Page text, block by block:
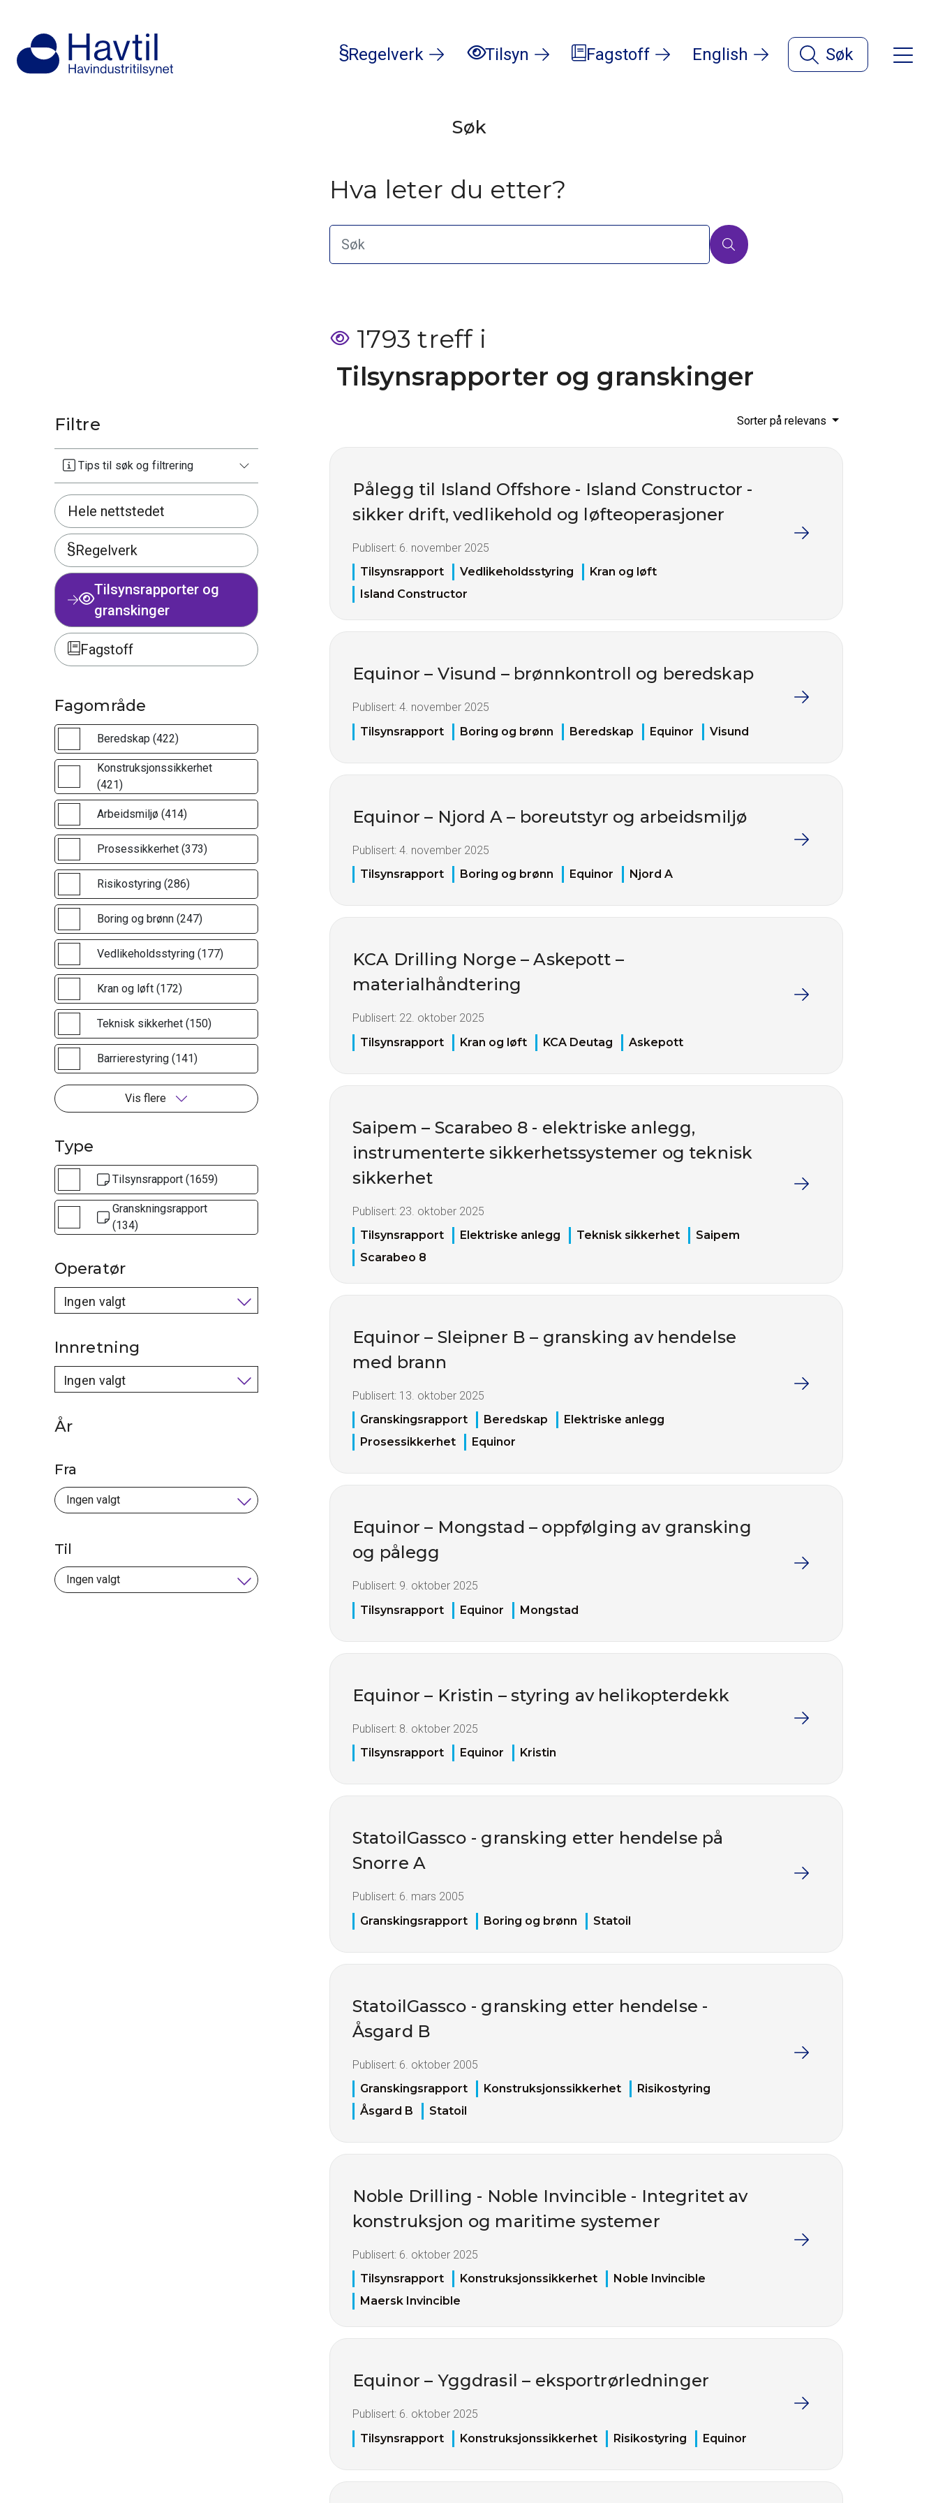
Regelverk Tilsyn Fagstoff English Søk
Søk
Hva leter du etter?
1793 treff i
Tilsynsrapporter og granskinger
Filtre
Tips til søk og filtrering
Hele nettstedet
Regelverk
Tilsynsrapporter og
granskinger
Fagstoff
Fagområde
Beredskap (422)
Konstruksjonssikkerhet
(421)
Arbeidsmiljø (414)
Prosessikkerhet (373)
Risikostyring (286)
Boring og brønn (247)
Vedlikeholdsstyring (177)
Kran og løft (172)
Teknisk sikkerhet (150)
Barrierestyring (141)
Vis flere
Type
Tilsynsrapport (1659)
Granskningsrapport
(134)
Operatør
Ingen valgt
Innretning
Ingen valgt
År
Fra
Til
Sorter på relevans
Pålegg til Island Offshore - Island Constructor -
sikker drift, vedlikehold og løfteoperasjoner
Publisert: 6. november 2025
Tilsynsrapport
Vedlikeholdsstyring
Kran og løft
Island Constructor
Equinor – Visund – brønnkontroll og beredskap
Publisert: 4. november 2025
Tilsynsrapport
Boring og brønn Beredskap Equinor Visund
Equinor – Njord A – boreutstyr og arbeidsmiljø
Publisert: 4. november 2025
Tilsynsrapport
Boring og brønn Equinor Njord A
KCA Drilling Norge – Askepott –
materialhåndtering
Publisert: 22. oktober 2025
Tilsynsrapport
Kran og løft KCA Deutag Askepott
Saipem – Scarabeo 8 - elektriske anlegg,
instrumenterte sikkerhetssystemer og teknisk
sikkerhet
Publisert: 23. oktober 2025
Tilsynsrapport
Elektriske anlegg Teknisk sikkerhet
Saipem
Scarabeo 8
Equinor – Sleipner B – gransking av hendelse
med brann
Publisert: 13. oktober 2025
Granskingsrapport
Beredskap
Elektriske anlegg
Prosessikkerhet
Equinor
Equinor – Mongstad – oppfølging av gransking
og pålegg
Publisert: 9. oktober 2025
Tilsynsrapport
Equinor Mongstad
Equinor – Kristin – styring av helikopterdekk
Publisert: 8. oktober 2025
Tilsynsrapport
Equinor Kristin
StatoilGassco - gransking etter hendelse på
Snorre A
Publisert: 6. mars 2005
Granskingsrapport
Boring og brønn Statoil
StatoilGassco - gransking etter hendelse -
Åsgard B
Publisert: 6. oktober 2005
Granskingsrapport
Konstruksjonssikkerhet
Risikostyring
Åsgard B
Statoil
Noble Drilling - Noble Invincible - Integritet av
konstruksjon og maritime systemer
Publisert: 6. oktober 2025
Tilsynsrapport
Konstruksjonssikkerhet
Noble Invincible
Maersk Invincible
Equinor – Yggdrasil – eksportrørledninger
Publisert: 6. oktober 2025
Tilsynsrapport
Konstruksjonssikkerhet Risikostyring Equinor